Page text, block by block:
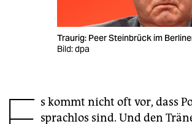
fragen & hilfe
unterstützen
genossenschaft
Traurig: Peer Steinbrück im
Bild: dpa
s kommt nicht oft vor, dass
sprachlos sind. Und den